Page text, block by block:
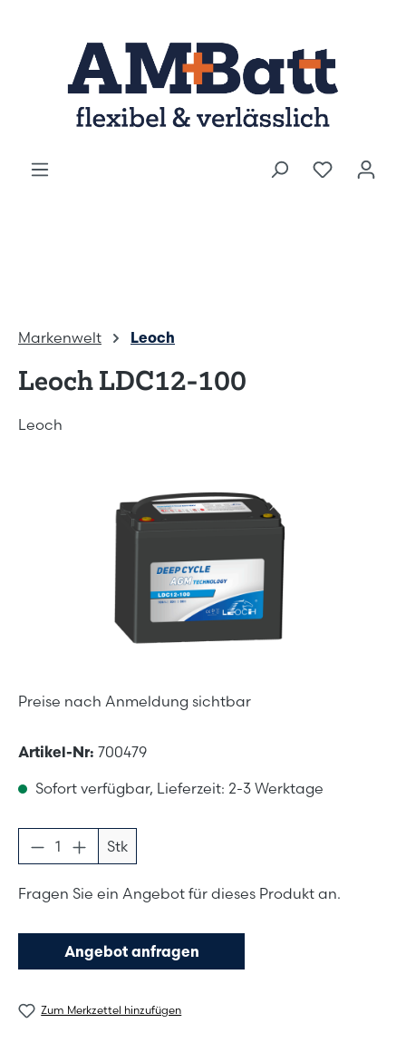
Markenwelt Leoch
Leoch LDC12-100
Leoch
Preise nach Anmeldung sichtbar
Artikel-Nr: 700479
Sofort verfügbar, Lieferzeit: 2-3 Werktage
Produkt Anzahl: Gib den gewünschten
Stk
Fragen Sie ein Angebot für dieses Produkt an.
Angebot anfragen
Zum Merkzettel hinzufügen